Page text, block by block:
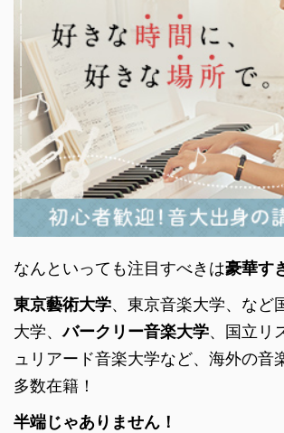
なんといっても注目すべきは豪華す
東京藝術大学、東京音楽大学、など
大学、バークリー音楽大学、国立リ
ュリアード音楽大学など、海外の音
多数在籍！
半端じゃありません！